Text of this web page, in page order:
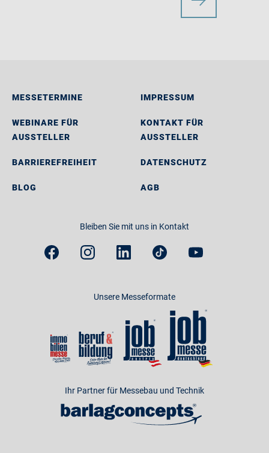
MESSETERMINE
WEBINARE FÜR
AUSSTELLER
BARRIEREFREIHEIT
BLOG
IMPRESSUM
KONTAKT FÜR
AUSSTELLER
DATENSCHUTZ
AGB
Bleiben Sie mit uns in Kontakt
Unsere Messeformate
Ihr Partner für Messebau und Technik